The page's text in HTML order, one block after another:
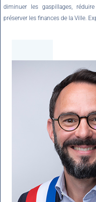
diminuer les gaspillages,
préserver les finances de la Ville.